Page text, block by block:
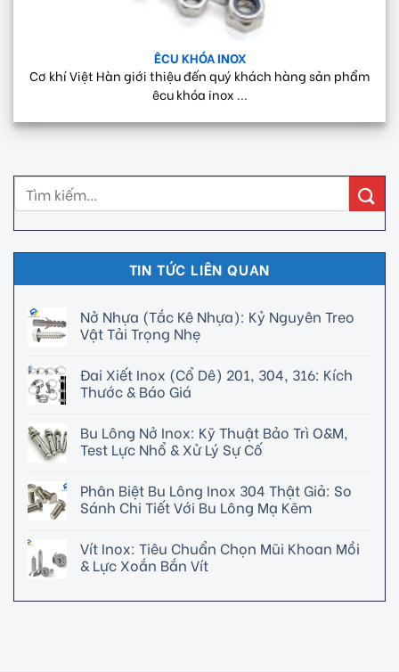
ÊCU KHÓA INOX
Cơ khí Việt Hàn giới thiệu đến quý khách hàng sản phẩm
êcu khóa inox ...
TIN TỨC LIÊN QUAN
Nở Nhựa (Tắc Kê Nhựa): Kỷ Nguyên Treo
Vật Tải Trọng Nhẹ
Đai Xiết Inox (Cổ Dê) 201, 304, 316: Kích
Thước & Báo Giá
Bu Lông Nở Inox: Kỹ Thuật Bảo Trì O&M,
Test Lực Nhổ & Xử Lý Sự Cố
Phân Biệt Bu Lông Inox 304 Thật Giả: So
Sánh Chi Tiết Với Bu Lông Mạ Kẽm
Vít Inox: Tiêu Chuẩn Chọn Mũi Khoan Mồi
& Lực Xoắn Bắn Vít